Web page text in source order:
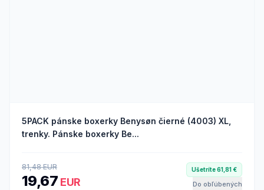
5PACK pánske boxerky Benysøn čierné (4003) XL,
trenky. Pánske boxerky Be...
81,48 EUR
19,67 EUR
Ušetríte 61,81 €
Do obľúbených